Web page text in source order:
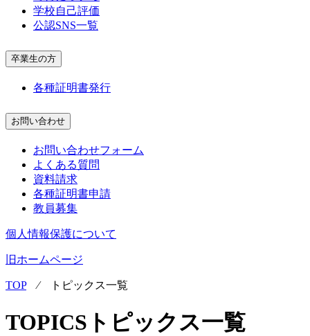
学校自己評価
公認SNS一覧
卒業生の方
各種証明書発行
お問い合わせ
お問い合わせフォーム
よくある質問
資料請求
各種証明書申請
教員募集
個人情報保護について
旧ホームページ
TOP⁄ トピックス一覧
TOPICS トピックス一覧